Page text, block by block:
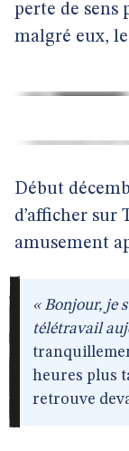
perte de sens
malgré eux,
Début
d’afficher sur
amusement
« Bonjour, je
télétravail
heures plus
retrouve